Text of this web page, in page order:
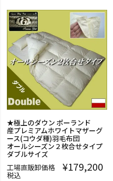
★極上のダウン ポーランド
産プレミアムホワイトマザーグ
ース(コウダ種)羽毛布団
オールシーズン２枚合せタイプ
ダブルサイズ
工場直販卸価格
¥179,200
税込